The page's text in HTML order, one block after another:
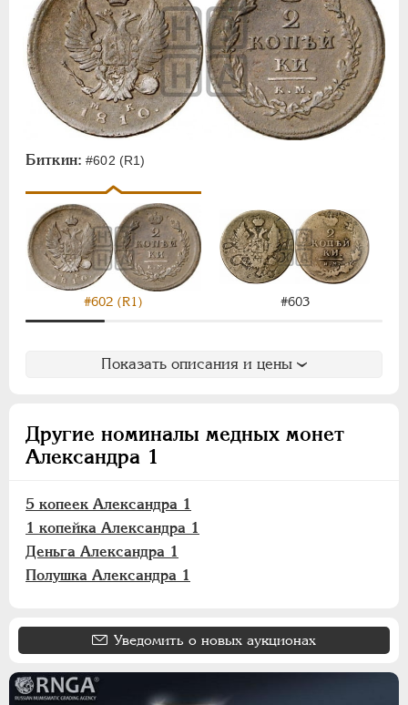
Биткин: #602 (R1)
#602 (R1) #603
Показать описания и цены
Другие номиналы медных монет
Александра 1
5 копеек Александра 1
1 копейка Александра 1
Деньга Александра 1
Полушка Александра 1
Уведомить о новых аукционах